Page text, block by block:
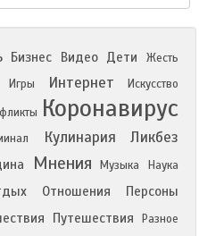
Бизнес Видео Дети
Жесть
Игры Интернет Искусство
Коронавирус
Кулинария Ликбез
Мнения Музыка Наука
Отношения Персоны
Путешествия Разное